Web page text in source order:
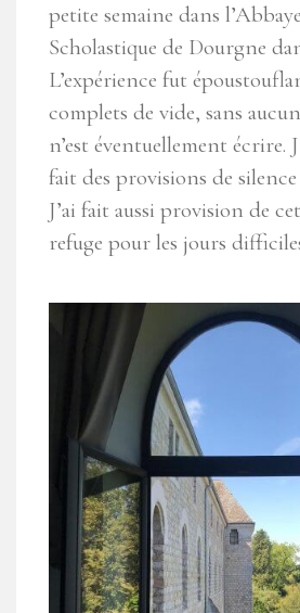
petite semaine dans
Scholastique de Dourgne
L’expérience fut
complets de vide, sans
n’est éventuellement écrire.
fait des provisions de
J’ai fait aussi provision de
refuge pour les jours